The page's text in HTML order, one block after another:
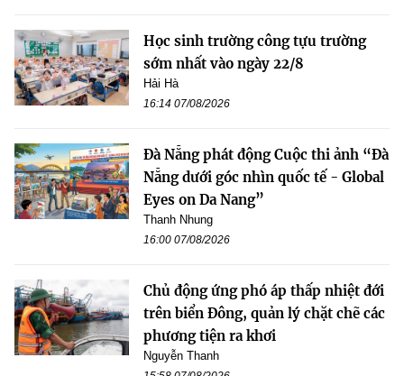
Học sinh trường công tựu trường
sớm nhất vào ngày 22/8
Hải Hà
16:14 07/08/2026
Đà Nẵng phát động Cuộc thi ảnh “Đà
Nẵng dưới góc nhìn quốc tế - Global
Eyes on Da Nang”
Thanh Nhung
16:00 07/08/2026
Chủ động ứng phó áp thấp nhiệt đới
trên biển Đông, quản lý chặt chẽ các
phương tiện ra khơi
Nguyễn Thanh